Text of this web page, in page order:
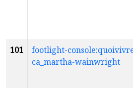
101
footlight-
ca_martha-wainwright